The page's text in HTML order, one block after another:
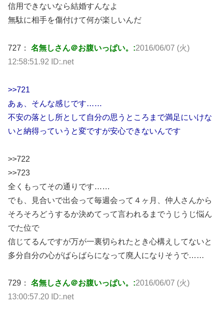
信用できないなら結婚すんなよ
無駄に相手を傷付けて何が楽しいんだ
727： 名無しさん＠お腹いっぱい。:2016/06/07 (火)
12:58:51.92 ID:.net
>>721
あぁ、そんな感じです……
不安の落とし所として自分の思うところまで満足にいけな
いと納得っていうと変ですが安心できないんです
>>722
>>723
全くもってその通りです……
でも、見合いで出会って毎週会って４ヶ月、仲人さんから
そろそろどうするか決めてって言われるまでうじうじ悩ん
でた位で
信じてるんですが万が一裏切られたとき心構えしてないと
多分自分の心がばらばらになって廃人になりそうで……
729： 名無しさん＠お腹いっぱい。:2016/06/07 (火)
13:00:57.20 ID:.net